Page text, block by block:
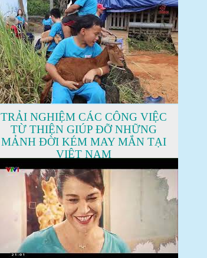
TRẢI NGHIỆM CÁC CÔNG VIỆC
TỪ THIỆN GIÚP ĐỠ NHỮNG
MẢNH ĐỜI KÉM MAY MẮN TẠI
VIỆT NAM